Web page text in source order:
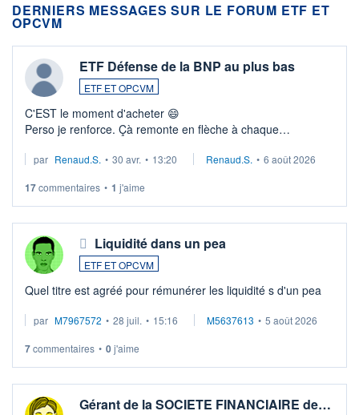
DERNIERS MESSAGES SUR LE FORUM ETF ET
OPCVM
ETF Défense de la BNP au plus bas
ETF ET OPCVM
C'EST le moment d'acheter 😄​
Perso je renforce. Çà remonte en flèche à chaque
Investissement long terme tip top pour sa retraite.
par Renaud.S. • 30 avr. • 13:20 Renaud.S. • 6 août 2026
17commentaires • 1 j'aime
Liquidité dans un pea
ETF ET OPCVM
Quel titre est agréé pour rémunérer les liquidité s d'un pea
par M7967572 • 28 juil. • 15:16 M5637613 • 5 août 2026
7commentaires • 0j'aime
Gérant de la SOCIETE FINANCIAIRE de…